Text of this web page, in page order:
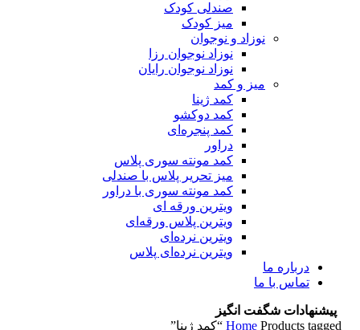
صندلی کودک
میز کودک
نوزاد و نوجوان
نوزاد نوجوان رزا
نوزاد نوجوان رایان
میز و کمد
کمد ژینا
کمد دوکشو
کمد پنجره‌ای
دراور
کمد مونته سوری پلاس
میز تحریر پلاس با صندلی
کمد مونته سوری با دراور
ویترین ورقه ای
ویترین پلاس ورقه‌ای
ویترین نرده‌ای
ویترین نرده‌ای پلاس
درباره ما
تماس با ما
پیشنهادات شگفت انگیز
Home Products tagged “کمد ژینا”